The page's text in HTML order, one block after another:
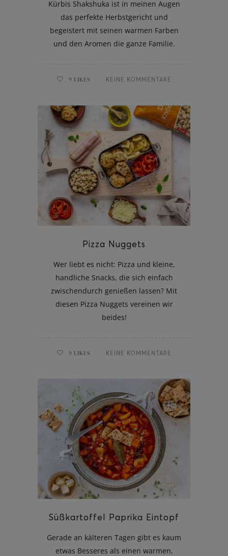
Kürbis Shakshuka ist in meinen Augen
das perfekte Herbstgericht und
begeistert mit seinen warmen Farben
und den Aromen die ganze Familie.
9 LIKES KEINE KOMMENTARE
Pizza Nuggets
Wer liebt es nicht: Pizza und kleine,
handliche Snacks, die sich einfach
zwischendurch genießen lassen? Mit
diesen Pizza Nuggets vereinen wir
beides!
9 LIKES KEINE KOMMENTARE
Süßkartoffel Paprika Eintopf
Gerade an kälteren Tagen gibt es kaum
etwas Besseres als einen warmen,